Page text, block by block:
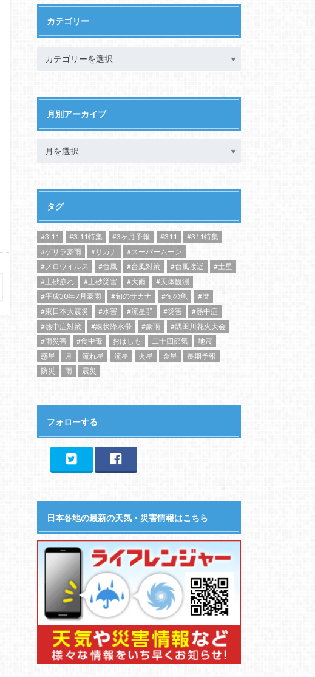
カテゴリー
月別アーカイブ
タグ
#3.11 #3.11特集 #3ヶ月予報 #311
#311特集
#ゲリラ豪雨
#サカナ
#スーパームーン
#ノロウイルス
#台風 #台風対策 #台風接近
#土星
#土砂崩れ
#土砂災害 #大雨
#天体観測
#平成30年7月豪雨
#旬のサカナ #旬の魚
#暦
#東日本大震災
#水害 #流星群 #災害
#熱中症
#熱中症対策
#線状降水帯 #豪雨
#隅田川花火大会
#雨災害
#食中毒 おはしも 二十四節気
地震
惑星
月 流れ星 流星 火星 金星
長期予報
防災
雨 震災
フォローする
日本各地の最新の天気・災害情報はこちら